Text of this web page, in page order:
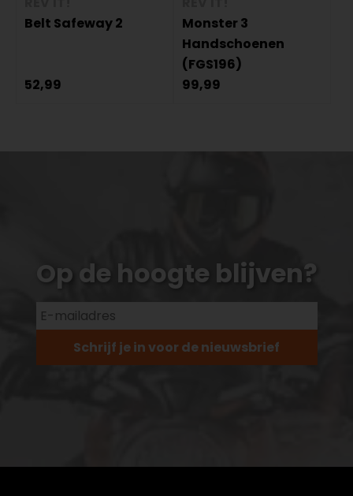
Belt Safeway 2
52,99
Monster 3
Handschoenen
(FGS196)
99,99
Op de hoogte blijven?
Schrijf je in voor de nieuwsbrief